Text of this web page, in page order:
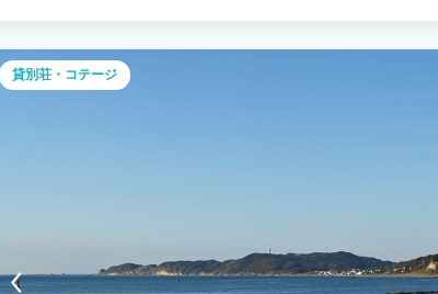
ひとときをお過ごし下さい。
貸別荘・コテージ